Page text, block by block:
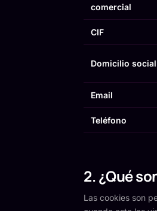
comercial
CIF
Domicilio social
Email
Teléfono
2. ¿Qué
Las cookies son